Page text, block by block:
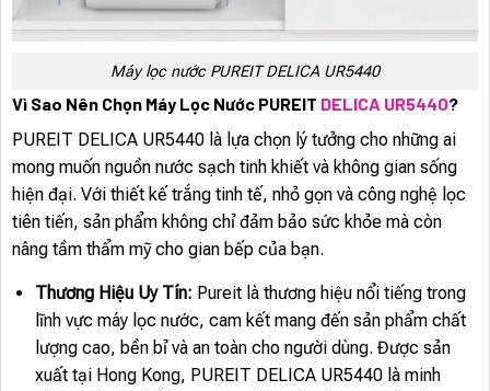
Máy lọc nước PUREIT DELICA UR5440
Vì Sao Nên Chọn Máy Lọc Nước PUREIT DELICA UR5440?
PUREIT DELICA UR5440 là lựa chọn lý tưởng cho những ai
mong muốn nguồn nước sạch tinh khiết và không gian sống
hiện đại. Với thiết kế trắng tinh tế, nhỏ gọn và công nghệ lọc
tiên tiến, sản phẩm không chỉ đảm bảo sức khỏe mà còn
nâng tầm thẩm mỹ cho gian bếp của bạn.
Thương Hiệu Uy Tín: Pureit là thương hiệu nổi tiếng trong
lĩnh vực máy lọc nước, cam kết mang đến sản phẩm chất
lượng cao, bền bỉ và an toàn cho người dùng. Được sản
xuất tại Hong Kong, PUREIT DELICA UR5440 là minh